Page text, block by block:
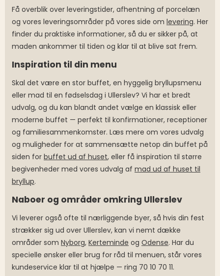
Få overblik over leveringstider, afhentning af porcelæn
og vores leveringsområder på vores side om levering. Her
finder du praktiske informationer, så du er sikker på, at
maden ankommer til tiden og klar til at blive sat frem.
Inspiration til din menu
Skal det være en stor buffet, en hyggelig bryllupsmenu
eller mad til en fødselsdag i Ullerslev? Vi har et bredt
udvalg, og du kan blandt andet vælge en klassisk eller
moderne buffet — perfekt til konfirmationer, receptioner
og familiesammenkomster. Læs mere om vores udvalg
og muligheder for at sammensætte netop din buffet på
siden for buffet ud af huset, eller få inspiration til større
begivenheder med vores udvalg af mad ud af huset til
bryllup.
Naboer og områder omkring Ullerslev
Vi leverer også ofte til nærliggende byer, så hvis din fest
strækker sig ud over Ullerslev, kan vi nemt dække
områder som Nyborg, Kerteminde og Odense. Har du
specielle ønsker eller brug for råd til menuen, står vores
kundeservice klar til at hjælpe — ring 70 10 70 11.